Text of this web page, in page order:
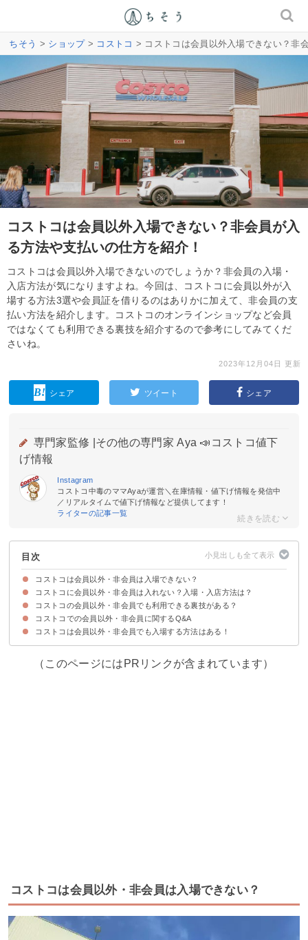
ちそう > ショップ> コストコ > コストコは会員以外入場できない？非
コストコは会員以外入場できない？非会員が入
る方法や支払いの仕方を紹介！
コストコは会員以外入場できないのでしょうか？非会員の入場・
入店方法が気になりますよね。今回は、コストコに会員以外が入
場する方法3選や会員証を借りるのはありかに加えて、非会員の支
払い方法を紹介します。コストコのオンラインショップなど会員
ではなくても利用できる裏技を紹介するので参考にしてみてくだ
さいね。
2023年12月04日 更新
シェア ツイート シェア
専門家監修 | その他の専門家 Aya 📣コストコ値下
げ情報
Instagram
コストコ中毒のママAyaが運営＼在庫情報・値下げ情報を発信中
／リアルタイムで値下げ情報など提供してます！
ライターの記事一覧
目次
コストコは会員以外・非会員は入場できない？
コストコに会員以外・非会員は入れない？入場・入店方法は？
①コストコ会員の同伴者として入る
②当日のみコストコ会員になる
③コストコのワンデーパスを使う
コストコのプリペイドカードによる一日特別招待券は廃止
コストコの会員以外・非会員でも利用できる裏技がある？
①ウーバーイーツのコストコ体験
②非公式のコストコオンラインショップ
③ふるさと納税でコストコのクーポン券を入手する
コストコでの会員以外・非会員に関するQ&A
①コストコでの会員以外・非会員の支払い方法は？別々でもOK？
②コストコは会員以外・非会員はフードコートを使える
③コストコの会員証を会員以外が借りるのはあり？
コストコは会員以外・非会員でも入場する方法はある！
（このページにはPRリンクが含まれています）
コストコは会員以外・非会員は入場できない？